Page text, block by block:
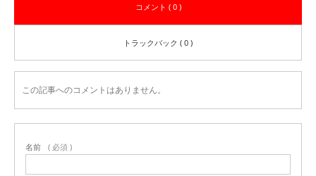
コメント ( 0 )
トラックバック ( 0 )
この記事へのコメントはありません。
名前 ( 必須 )